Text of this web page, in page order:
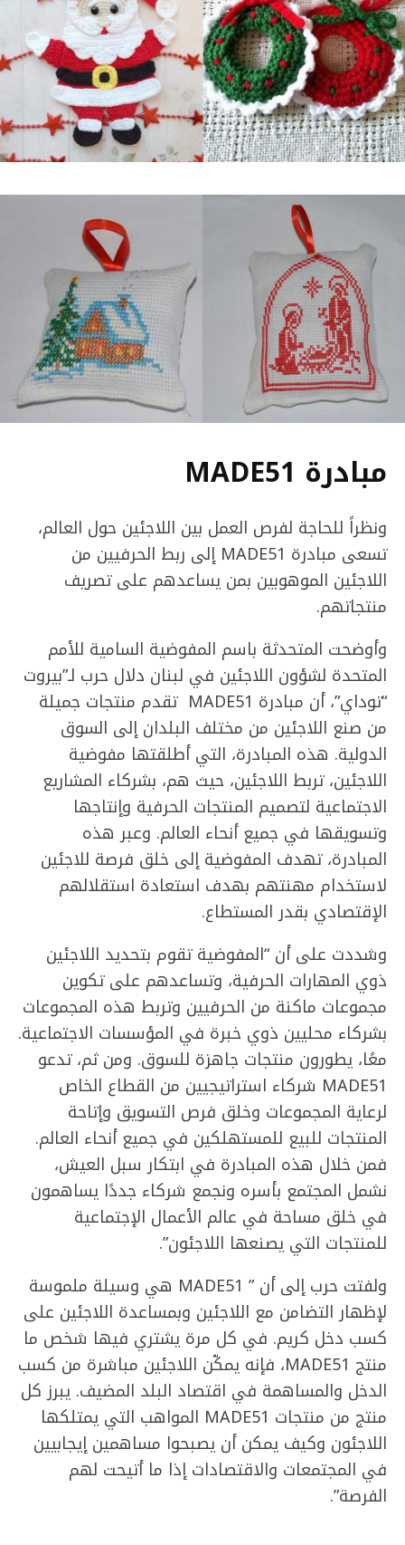
مبادرة MADE51
ونظراً للحاجة لفرص العمل بين اللاجئين حول العالم،
تسعى مبادرة MADE51 إلى ربط الحرفيين من
اللاجئين الموهوبين بمن يساعدهم على تصريف
منتجاتهم.
وأوضحت المتحدثة باسم المفوضية السامية للأمم
المتحدة لشؤون اللاجئين في لبنان دلال حرب لـ”بيروت
“توداي”، أن مبادرة MADE51 تقدم منتجات جميلة
من صنع اللاجئين من مختلف البلدان إلى السوق
الدولية. هذه المبادرة، التي أطلقتها مفوضية
اللاجئين، تربط اللاجئين، حيث هم، بشركاء المشاريع
الاجتماعية لتصميم المنتجات الحرفية وإنتاجها
وتسويقها في جميع أنحاء العالم. وعبر هذه
المبادرة، تهدف المفوضية إلى خلق فرصة للاجئين
لاستخدام مهنتهم بهدف استعادة استقلالهم
الإقتصادي بقدر المستطاع.
وشددت على أن “المفوضية تقوم بتحديد اللاجئين
ذوي المهارات الحرفية، وتساعدهم على تكوين
مجموعات ماكنة من الحرفيين وتربط هذه المجموعات
بشركاء محليين ذوي خبرة في المؤسسات الاجتماعية.
معًا، يطورون منتجات جاهزة للسوق. ومن ثم، تدعو
MADE51 شركاء استراتيجيين من القطاع الخاص
لرعاية المجموعات وخلق فرص التسويق وإتاحة
المنتجات للبيع للمستهلكين في جميع أنحاء العالم.
فمن خلال هذه المبادرة في ابتكار سبل العيش،
نشمل المجتمع بأسره ونجمع شركاء جددًا يساهمون
في خلق مساحة في عالم الأعمال الإجتماعية
للمنتجات التي يصنعها اللاجئون”.
ولفتت حرب إلى أن ” MADE51 هي وسيلة ملموسة
لإظهار التضامن مع اللاجئين وبمساعدة اللاجئين على
كسب دخل كريم. في كل مرة يشتري فيها شخص ما
منتج MADE51، فإنه يمكّن اللاجئين مباشرة من كسب
الدخل والمساهمة في اقتصاد البلد المضيف. يبرز كل
منتج من منتجات MADE51 المواهب التي يمتلكها
اللاجئون وكيف يمكن أن يصبحوا مساهمين إيجابيين
في المجتمعات والاقتصادات إذا ما أتيحت لهم
الفرصة”.